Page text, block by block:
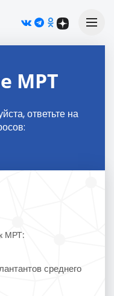
МРТ
ответьте на
МРТ:
среднего